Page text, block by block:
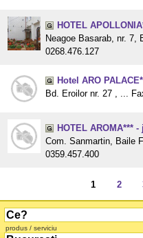
HOTEL
Neagoe Basarab, nr. 7,
0268.476.127
Hotel ARO
Bd. Eroilor nr. 27 , ...
HOTEL AROMA***
Com. Sanmartin, Baile
0359.457.400
1 2
produs / serviciu